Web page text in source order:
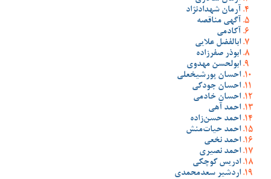
آرمان شهدادنژاد
آگهی مناقصه
آکادمی
ابالفضل علایی
ابوذر صفرزاده
ابولحسن مهدوی
احسان پورشیخعلی
احسان جودکی
احسان خادمی
احمد آهی
احمد حسن‌زاده
احمد حیات‌منش
احمد نخعی
احمد نصیری
ادریس کوچکی
اردشیر سعدمحمدی